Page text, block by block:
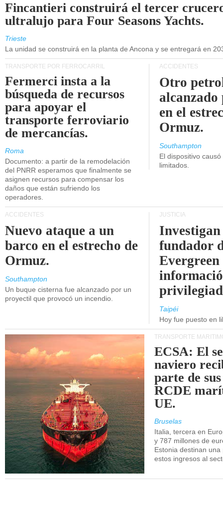
Fincantieri construirá el tercer
ultralujo para Four Seasons Yachts.
Trieste
La unidad se construirá en la planta de Ancona y se entregará en
TRANSPORTE POR FERROCARRIL
Fermerci insta a la
búsqueda de recursos
para apoyar el
transporte ferroviario
de mercancías.
Roma
Documento: a partir de la remodelación
del PNRR esperamos que finalmente se
asignen recursos para compensar los
daños que están sufriendo los
operadores.
ACCIDENTES
Otro
en el
Ormuz.
Southampton
El dispositivo
limitados.
ACCIDENTES
Nuevo ataque a un
barco en el estrecho de
Ormuz.
Southampton
Un buque cisterna fue alcanzado por un
proyectil que provocó un incendio.
JUSTICIA
fundador
Taipéi
Hoy fue puesto en
TRANSPORTE
ECSA: El
naviero
parte de
RCDE
UE.
Bruselas
Italia, tercera en
y 787 millones de
Estonia destinan
estos ingresos al